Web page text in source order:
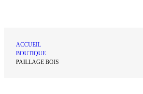
ACCUEIL
BOUTIQUE
PAILLAGE BOIS